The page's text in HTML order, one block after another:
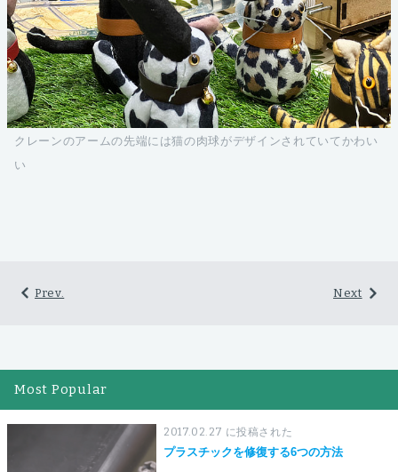
クレーンのアームの先端には猫の肉球がデザインされていてかわい
い
Next
Prev.
Most Popular
2017.02.27 に投稿された
プラスチックを修復する6つの方法